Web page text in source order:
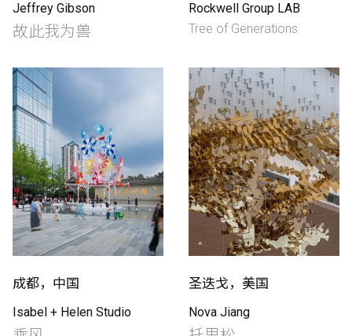
Jeffrey Gibson
故此我为兽
Rockwell Group LAB
Tree of Generations
成都，中国
Isabel + Helen Studio
圣迭戈，美国
Nova Jiang